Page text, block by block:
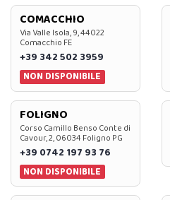
COMACCHIO
Via Valle Isola, 9, 44022
Comacchio FE
+39 342 502 3959
NON DISPONIBILE
FOLIGNO
Corso Camillo Benso Conte di
Cavour, 2, 06034 Foligno PG
+39 0742 197 93 76
NON DISPONIBILE